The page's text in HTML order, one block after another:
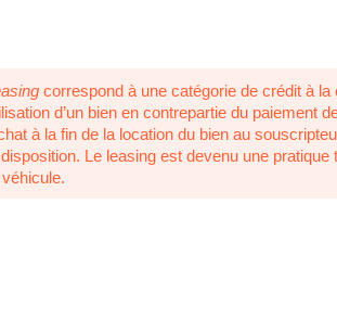
correspond à une catégorie de crédit à
d’un bien en contrepartie du paiement
à la fin de la location du bien au
Le leasing est devenu une pratique